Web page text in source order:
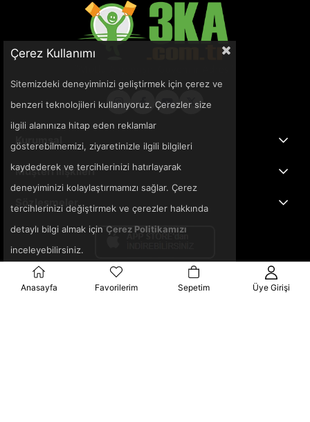
Kurumsal
Müşteri İlişkileri
Sözleşmeler
Çerez Kullanımı
Sitemizdeki deneyiminizi geliştirmek için çerez ve
benzeri teknolojileri kullanıyoruz. Çerezler size
ilgili alanınıza hitap eden reklamlar
gösterebilmemizi, ziyaretinizle ilgili bilgileri
kaydederek ve tercihlerinizi hatırlayarak
deneyiminizi kolaylaştırmamızı sağlar. Çerez
tercihlerinizi değiştirmek ve çerezler hakkında
detaylı bilgi almak için Çerez Politikamızı
inceleyebilirsiniz.
Anasayfa Favorilerim Sepetim Üye Girişi